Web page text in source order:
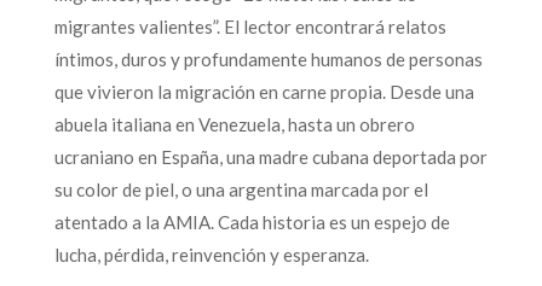
migrantes valientes”. El lector encontrará relatos
íntimos, duros y profundamente humanos de personas
que vivieron la migración en carne propia. Desde una
abuela italiana en Venezuela, hasta un obrero
ucraniano en España, una madre cubana deportada por
su color de piel, o una argentina marcada por el
atentado a la AMIA. Cada historia es un espejo de
lucha, pérdida, reinvención y esperanza.